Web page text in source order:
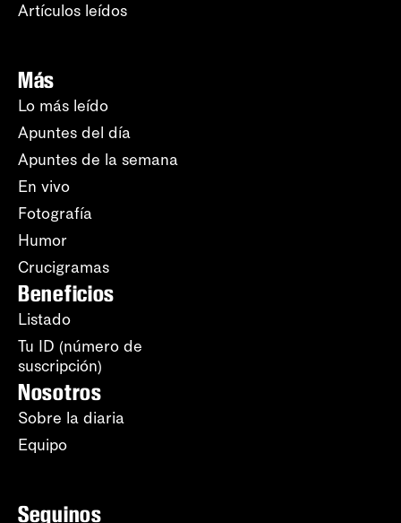
Artículos leídos
Más
Lo más leído
Apuntes del día
Apuntes de la semana
En vivo
Fotografía
Humor
Crucigramas
Beneficios
Listado
Tu ID (número de
suscripción)
Nosotros
Sobre la diaria
Equipo
Seguinos